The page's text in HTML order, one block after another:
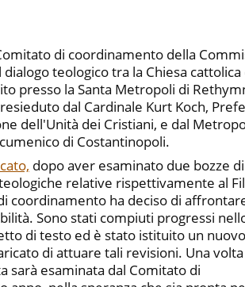
di coordinamento della
teologico tra la Chiesa cattolica
presso la Santa Metropoli di
dal Cardinale Kurt Koch,
dell'Unità dei Cristiani, e dal
di Costantinopoli.
dopo aver esaminato due bozze
relative rispettivamente al
coordinamento ha deciso di
Sono stati compiuti progressi
di testo ed è stato istituito un nuovo
di attuare tali revisioni. Una volta
sarà esaminata dal Comitato di